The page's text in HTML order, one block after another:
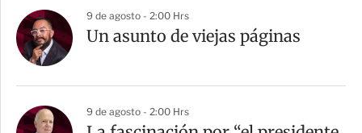
9 de agosto - 2:00 Hrs
Un asunto de viejas páginas
9 de agosto - 2:00 Hrs